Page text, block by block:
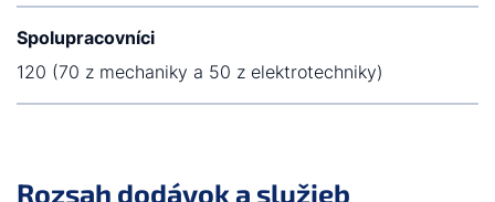
Spolupracovníci
120 (70 z mechaniky a 50 z elektrotechniky)
Rozsah dodávok a služieb